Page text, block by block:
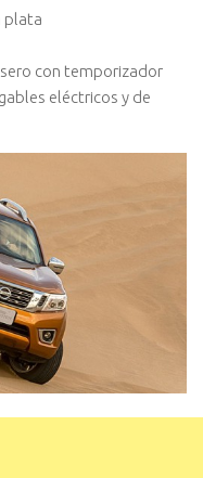
plata
con temporizador
eléctricos y de